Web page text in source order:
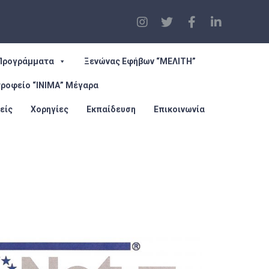
Ξενώνας Εφήβων “ΜΕΛΙΤΗ”
“ΙΝΙΜΑ” Μέγαρα
Χορηγίες Εκπαίδευση Επικοινωνία